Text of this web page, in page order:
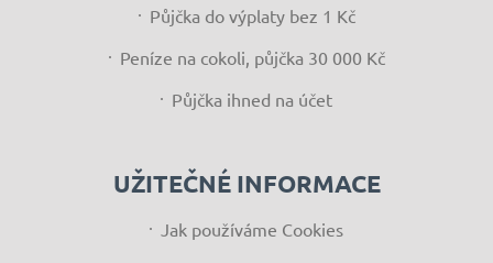
Půjčka do výplaty bez 1 Kč
Peníze na cokoli, půjčka 30 000 Kč
Půjčka ihned na účet
UŽITEČNÉ INFORMACE
Jak používáme Cookies